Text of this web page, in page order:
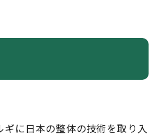
に日本の整体の技術を取り入